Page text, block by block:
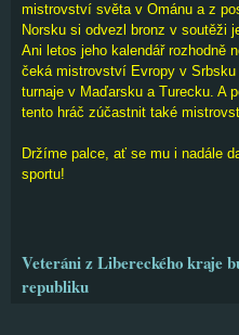
mistrovství světa v Ománu a z
Norsku si odvezl bronz v soutěži
Ani letos jeho kalendář rozhodně
čeká mistrovství Evropy v
turnaje v Maďarsku a Turecku. A
tento hráč zúčastnit také
Držíme palce, ať se mu i nadále
sportu!
Veteráni z Libereckého kraje
republiku